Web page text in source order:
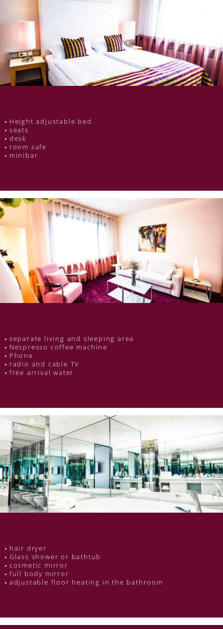
Height adjustable bed
seats
desk
room safe
minibar
separate living and sleeping area
Nespresso coffee machine
Phone
radio and cable TV
free arrival water
hair dryer
Glass shower or bathtub
cosmetic mirror
full body mirror
adjustable floor heating in the bathroom